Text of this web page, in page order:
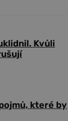
Kvůli
které by